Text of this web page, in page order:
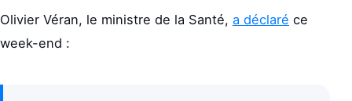
Olivier Véran, le ministre de la Santé, a déclaré ce
week-end :